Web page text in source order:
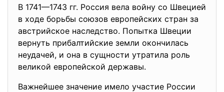
В 1741—1743 гг. Россия вела войну со Швецией
в ходе борьбы союзов европейских стран за
австрийское наследство. Попытка Швеции
вернуть прибалтийские земли окончилась
неудачей, и она в сущности утратила роль
великой европейской державы.
Важнейшее значение имело участие России